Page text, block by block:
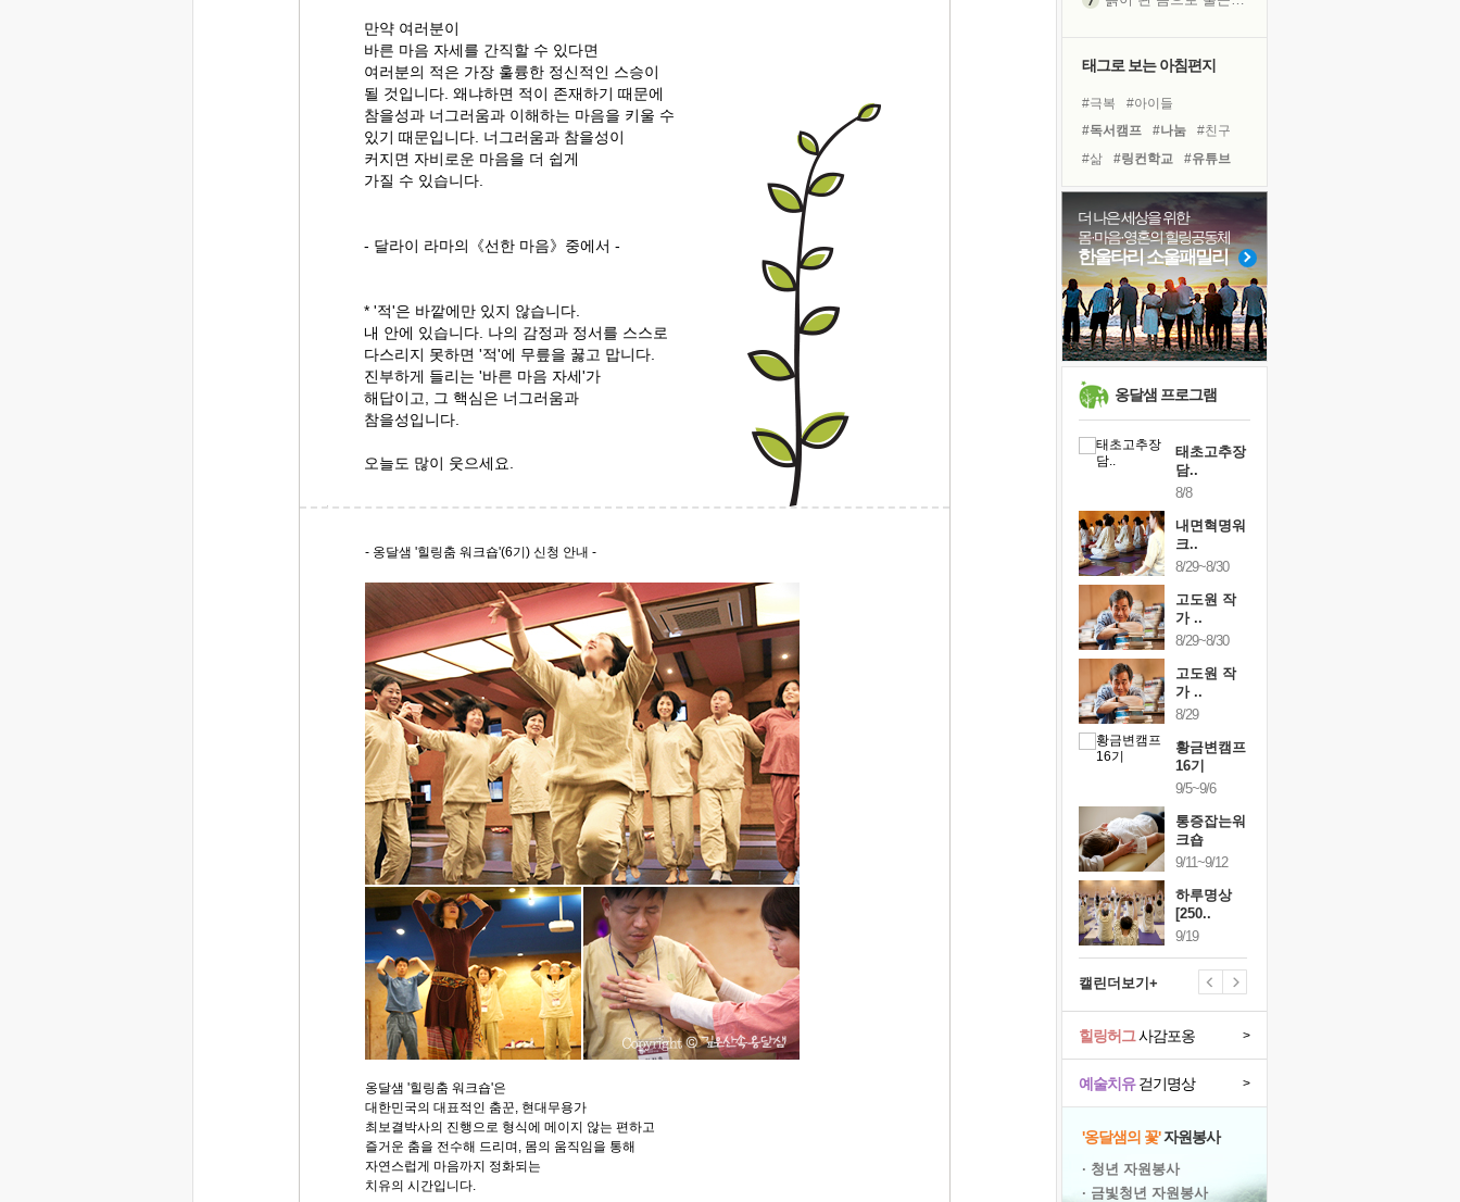
만약 여러분이
바른 마음 자세를 간직할 수 있다면
여러분의 적은 가장 훌륭한 정신적인 스승이
될 것입니다. 왜냐하면 적이 존재하기 때문에
참을성과 너그러움과 이해하는 마음을 키울 수
있기 때문입니다. 너그러움과 참을성이
커지면 자비로운 마음을 더 쉽게
가질 수 있습니다.
- 달라이 라마의《선한 마음》중에서 -
* '적'은 바깥에만 있지 않습니다.
내 안에 있습니다. 나의 감정과 정서를 스스로
다스리지 못하면 '적'에 무릎을 꿇고 맙니다.
진부하게 들리는 '바른 마음 자세'가
해답이고, 그 핵심은 너그러움과
참을성입니다.
오늘도 많이 웃으세요.
- 옹달샘 '힐링춤 워크숍'(6기) 신청 안내 -
옹달샘 '힐링춤 워크숍'은
대한민국의 대표적인 춤꾼, 현대무용가
최보결박사의 진행으로 형식에 메이지 않는 편하고
즐거운 춤을 전수해 드리며, 몸의 움직임을 통해
자연스럽게 마음까지 정화되는
치유의 시간입니다.
극과 극의 양 끝단
극심한 변비, 어깨결림, 수면 장애
보고 싶은 어머니
유년 시절의 부산 영도 바다
못된 꼰대들
거울 속의 나
희망이란
'모른다'는 것
귀를 열고 마음을 내어주고
태그로 보는 아침편지
#극복
#아이들
#독서캠프
#나눔
#친구
#삶
#링컨학교
#유튜브
#리더
#선택
#독서
#바이러스
#비전캠프
#명상
#경험
#희망
#사람
#위기
#건강
#다짐
#힐링
더 나은 세상을 위한
몸·마음·영혼의 힐링공동체
한울타리 소울패밀리
옹달샘 프로그램
태초고추장
담..
8/8
내면혁명워
크..
8/29~8/30
고도원 작
가 ..
8/29~8/30
고도원 작
가 ..
8/29
황금변캠프
16기
9/5~9/6
통증잡는워
크숍
9/11~9/12
하루명상
[250..
9/19
캘린더보기+
예술치유걷기명상 >
힐링허그사감포옹 >
'옹달샘의 꽃'자원봉사
· 청년 자원봉사
· 금빛청년 자원봉사